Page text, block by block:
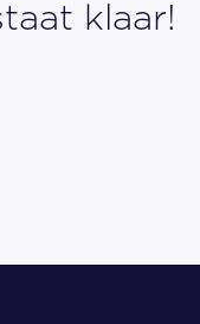
klaar!